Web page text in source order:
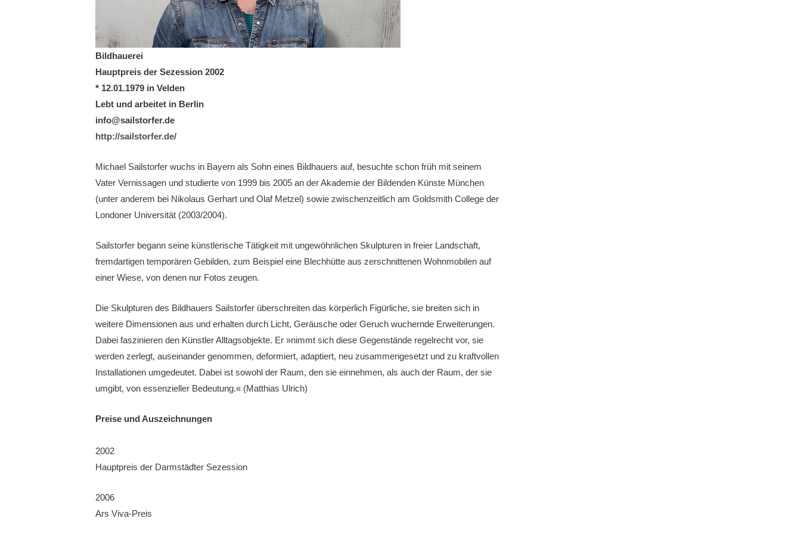
Bildhauerei
Hauptpreis der Sezession 2002
* 12.01.1979 in Velden
Lebt und arbeitet in Berlin
info@sailstorfer.de
http://sailstorfer.de/
Michael Sailstorfer wuchs in Bayern als Sohn eines Bildhauers auf, besuchte schon früh mit seinem
Vater Vernissagen und studierte von 1999 bis 2005 an der Akademie der Bildenden Künste München
(unter anderem bei Nikolaus Gerhart und Olaf Metzel) sowie zwischenzeitlich am Goldsmith College der
Londoner Universität (2003/2004).
Sailstorfer begann seine künstlerische Tätigkeit mit ungewöhnlichen Skulpturen in freier Landschaft,
fremdartigen temporären Gebilden, zum Beispiel eine Blechhütte aus zerschnittenen Wohnmobilen auf
einer Wiese, von denen nur Fotos zeugen.
Die Skulpturen des Bildhauers Sailstorfer überschreiten das körperlich Figürliche, sie breiten sich in
weitere Dimensionen aus und erhalten durch Licht, Geräusche oder Geruch wuchernde Erweiterungen.
Dabei faszinieren den Künstler Alltagsobjekte. Er »nimmt sich diese Gegenstände regelrecht vor, sie
werden zerlegt, auseinander genommen, deformiert, adaptiert, neu zusammengesetzt und zu kraftvollen
Installationen umgedeutet. Dabei ist sowohl der Raum, den sie einnehmen, als auch der Raum, der sie
umgibt, von essenzieller Bedeutung.« (Matthias Ulrich)
Preise und Auszeichnungen
2002
Hauptpreis der Darmstädter Sezession
2006
Ars Viva-Preis